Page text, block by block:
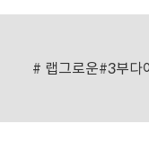
# 랩그로운#3부다